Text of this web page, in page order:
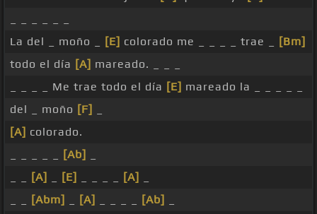
La del _ moño _
[E] colorado me _ _ _ _ trae _
[Bm]
todo el día [A] mareado. _ _ _
_ _ _ _ Me trae todo el día [E] mareado la _ _ _ _ _
del _ moño [F]
[A] colorado.
[Ab]
[A] [E] [A]
[Abm] [A] [Ab]